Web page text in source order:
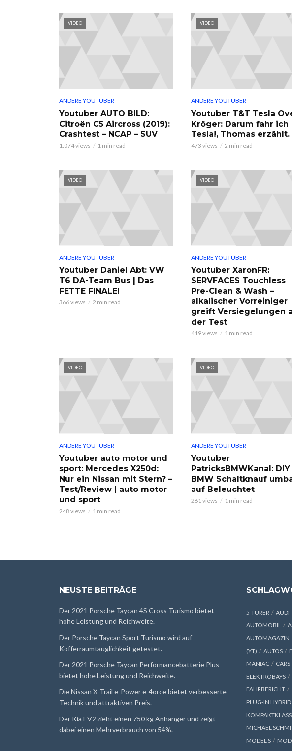
VIDEO
ANDERE YOUTUBER
Youtuber AUTO BILD:
Citroën C5 Aircross (2019):
Crashtest – NCAP – SUV
1.074 views 1 min read
VIDEO
ANDERE YOUTUBER
Youtuber T&T Tesla
Kröger: Darum fahr ich
Tesla!, Thomas erzählt.
473 views 2 min read
VIDEO
ANDERE YOUTUBER
Youtuber Daniel Abt: VW
T6 DA-Team Bus | Das
FETTE FINALE!
366 views 2 min read
VIDEO
ANDERE YOUTUBER
Youtuber XaronFR:
SERVFACES Touchless
Pre-Clean & Wash –
alkalischer Vorreiniger
greift Versiegelungen
der Test
419 views 1 min read
VIDEO
ANDERE YOUTUBER
Youtuber auto motor und
sport: Mercedes X250d:
Nur ein Nissan mit Stern? –
Test/Review | auto motor
und sport
248 views 1 min read
VIDEO
ANDERE YOUTUBER
Youtuber
PatricksBMWKanal: DIY
BMW Schaltknauf
auf Beleuchtet
261 views 1 min read
NEUSTE BEITRÄGE
Der 2021 Porsche Taycan 4S Cross Turismo bietet
hohe Leistung und Reichweite.
Der Porsche Taycan Sport Turismo wird auf
Kofferraumtauglichkeit getestet.
Der 2021 Porsche Taycan Performancebatterie Plus
bietet hohe Leistung und Reichweite.
Die Nissan X-Trail e-Power e-4orce bietet verbesserte
Technik und attraktiven Preis.
Der Kia EV2 zieht einen 750 kg Anhänger und zeigt
dabei einen Mehrverbrauch von 54%.
5-TÜRER AUDI
AUTOMOBIL
AUTOMAGAZIN
(YT)
AUTOS
MANIAC
CARS
ELEKTROBAYS
FAHRBERICHT
PLUG-IN HYBRID
MICHAEL
MODEL S